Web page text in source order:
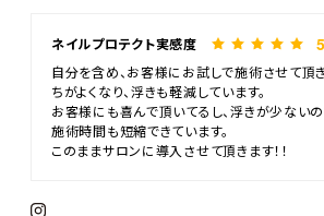
ネイルプロテクト実感度 5
自分を含め、お客様にお試しで施術させて頂
ちがよくなり、浮きも軽減しています。
お客様にも喜んで頂いてるし、浮きが少ない
施術時間も短縮できています。
このままサロンに導入させて頂きます！！